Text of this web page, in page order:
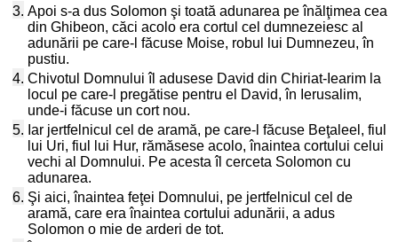
3. Apoi s-a dus Solomon şi toată adunarea pe înălţimea cea
din Ghibeon, căci acolo era cortul cel dumnezeiesc al
adunării pe care-l făcuse Moise, robul lui Dumnezeu, în
pustiu.
4. Chivotul Domnului îl adusese David din Chiriat-Iearim la
locul pe care-l pregătise pentru el David, în Ierusalim,
unde-i făcuse un cort nou.
5. Iar jertfelnicul cel de aramă, pe care-l făcuse Beţaleel, fiul
lui Uri, fiul lui Hur, rămăsese acolo, înaintea cortului celui
vechi al Domnului. Pe acesta îl cerceta Solomon cu
adunarea.
6. Şi aici, înaintea feţei Domnului, pe jertfelnicul cel de
aramă, care era înaintea cortului adunării, a adus
Solomon o mie de arderi de tot.